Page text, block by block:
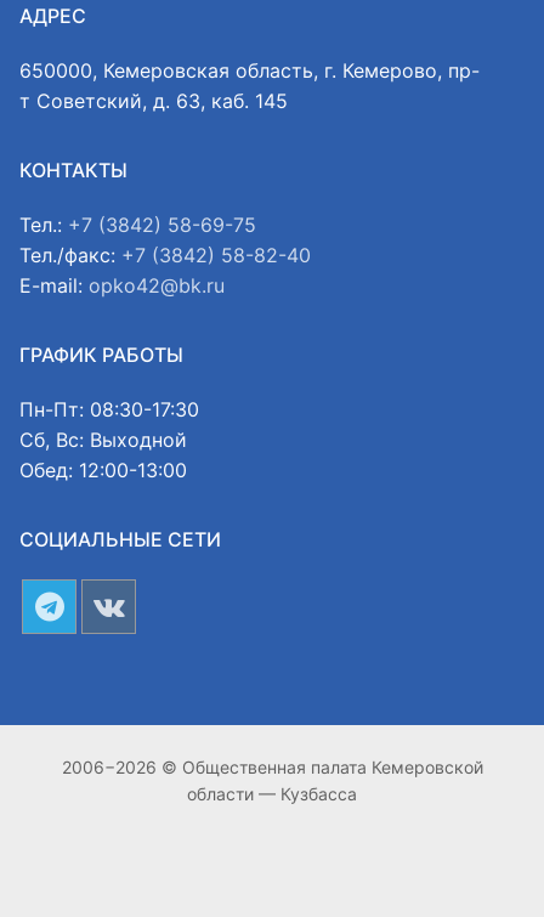
АДРЕС
650000, Кемеровская область, г. Кемерово, пр-
т Советский, д. 63, каб. 145
КОНТАКТЫ
Тел.: +7 (3842) 58-69-75
Тел./факс: +7 (3842) 58-82-40
E-mail: opko42@bk.ru
ГРАФИК РАБОТЫ
Пн-Пт: 08:30-17:30
Сб, Вс: Выходной
Обед: 12:00-13:00
СОЦИАЛЬНЫЕ СЕТИ
2006−2026 © Общественная палата Кемеровской
области — Кузбасса